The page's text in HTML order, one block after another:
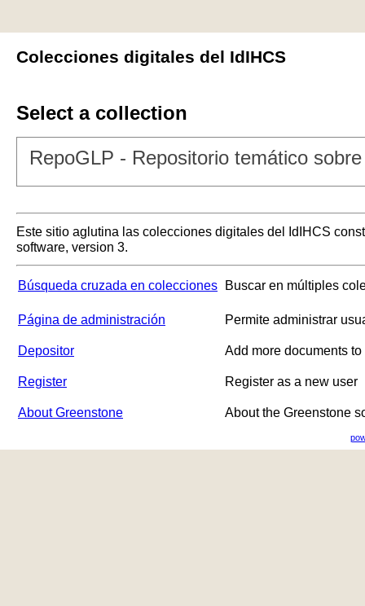
Colecciones digitales del IdIHCS
Select a collection
RepoGLP - Repositorio temático
Este sitio aglutina las colecciones digitales del IdIHCS
software, version 3.
Búsqueda cruzada en colecciones Buscar en múltiples
Página de administración Permite administrar
Depositor Add more documents
Register Register as a new user
About Greenstone About the Greenstone